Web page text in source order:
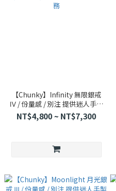
【Chunky】Infinity 無限銀戒
Ⅳ / 份量感 / 別注 提供迷人手製
服務
NT$4,800 ~ NT$7,300